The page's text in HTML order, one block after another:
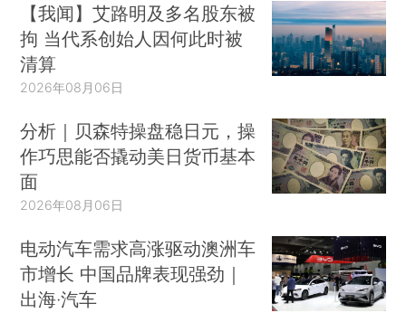
【我闻】艾路明及多名股东被
拘 当代系创始人因何此时被
清算
2026年08月06日
分析｜贝森特操盘稳日元，操
作巧思能否撬动美日货币基本
面
2026年08月06日
电动汽车需求高涨驱动澳洲车
市增长 中国品牌表现强劲｜
出海·汽车